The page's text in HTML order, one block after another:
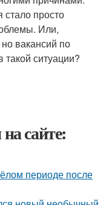
стало просто
Или,
вакансий по
такой ситуации?
сайте:
периоде после